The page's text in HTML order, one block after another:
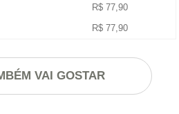
R$ 77,90
R$ 77,90
VAI GOSTAR